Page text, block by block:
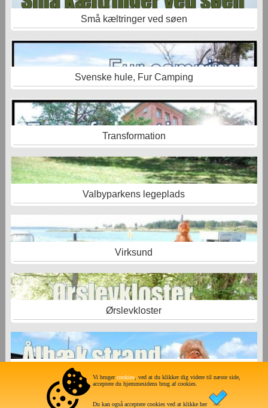
Små kæltringer ved søen
Svenske hule, Fur Camping
Transformation
Valbyparkens legeplads
Virksund
Ørslevkloster
Ålbæk -Limfjordscamping
Vi brugercookies , ved at du klikker dig videre til næste side,
acceptere du hjemmesidens brug af cookies.
Du kan også acceptere cookies ved at klikke her